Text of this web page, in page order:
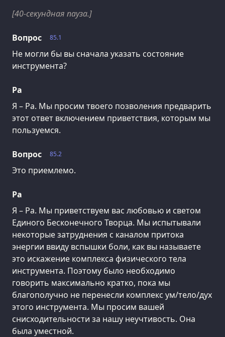
[40-секундная пауза.]
85.1
Вопрос
Не могли бы вы сначала указать состояние
инструмента?
Ра
Я – Ра. Мы просим твоего позволения предварить
этот ответ включением приветствия, которым мы
пользуемся.
85.2
Вопрос
Это приемлемо.
Ра
Я – Ра. Мы приветствуем вас любовью и светом
Единого Бесконечного Творца. Мы испытывали
некоторые затруднения с каналом притока
энергии ввиду вспышки боли, как вы называете
это искажение комплекса физического тела
инструмента. Поэтому было необходимо
говорить максимально кратко, пока мы
благополучно не перенесли комплекс ум/тело/дух
этого инструмента. Мы просим вашей
снисходительности за нашу неучтивость. Она
была уместной.